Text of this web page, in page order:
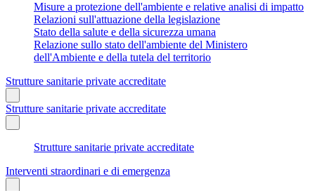
Misure a protezione dell'ambiente e relative analisi di impatto
Relazioni sull'attuazione della legislazione
Stato della salute e della sicurezza umana
Relazione sullo stato dell'ambiente del Ministero
dell'Ambiente e della tutela del territorio
Strutture sanitarie private accreditate
Strutture sanitarie private accreditate
Strutture sanitarie private accreditate
Interventi straordinari e di emergenza